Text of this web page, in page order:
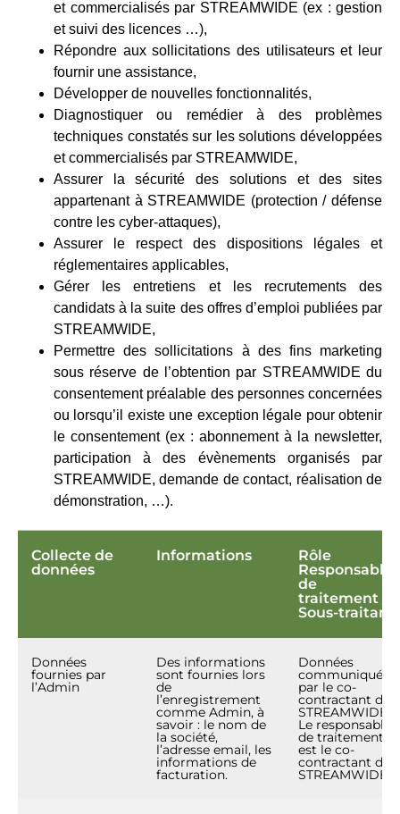
et commercialisés par STREAMWIDE (ex : gestion
et suivi des licences …),
Répondre aux sollicitations des utilisateurs et leur
fournir une assistance,
Développer de nouvelles fonctionnalités,
Diagnostiquer ou remédier à des problèmes
techniques constatés sur les solutions développées
et commercialisés par STREAMWIDE,
Assurer la sécurité des solutions et des sites
appartenant à STREAMWIDE (protection / défense
contre les cyber-attaques),
Assurer le respect des dispositions légales et
réglementaires applicables,
Gérer les entretiens et les recrutements des
candidats à la suite des offres d’emploi publiées par
STREAMWIDE,
Permettre des sollicitations à des fins marketing
sous réserve de l’obtention par STREAMWIDE du
consentement préalable des personnes concernées
ou lorsqu’il existe une exception légale pour obtenir
le consentement (ex : abonnement à la newsletter,
participation à des évènements organisés par
STREAMWIDE, demande de contact, réalisation de
démonstration, …).
Collecte de
données
Informations
Rôle
Responsable
de
traitement /
Sous-traitant
Données
fournies par
l’Admin
Des informations
sont fournies lors
de
l’enregistrement
comme Admin, à
savoir : le nom de
la société,
l’adresse email, les
informations de
facturation.
Données
communiquées
par le co-
contractant de
STREAMWIDE.
Le responsable
de traitement
est le co-
contractant de
STREAMWIDE.